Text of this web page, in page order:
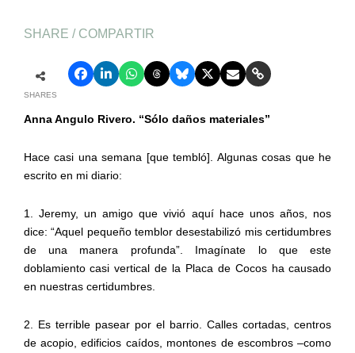
SHARE / COMPARTIR
SHARES
Anna Angulo Rivero. “Sólo daños materiales”
Hace casi una semana [que tembló]. Algunas cosas que he
escrito en mi diario:
1. Jeremy, un amigo que vivió aquí hace unos años, nos
dice: “Aquel pequeño temblor desestabilizó mis certidumbres
de una manera profunda”. Imagínate lo que este
doblamiento casi vertical de la Placa de Cocos ha causado
en nuestras certidumbres.
2. Es terrible pasear por el barrio. Calles cortadas, centros
de acopio, edificios caídos, montones de escombros –como